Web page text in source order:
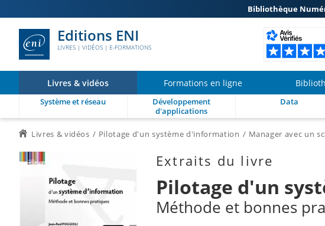
Bibliothèque
Editions ENI
LIVRES | VIDÉOS | E-FORMATIONS
Livres & vidéos Formations en ligne
Système et réseau
Développement
d'applications
Data
Livres & vidéos Pilotage d'un système d'information Manager avec un
Extraits du livre
Pilotage d'un
Méthode et bonnes